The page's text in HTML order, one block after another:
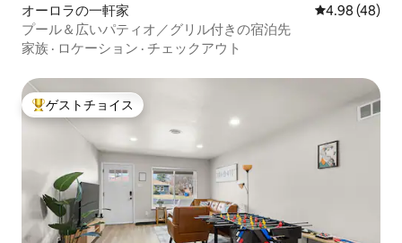
オーロラの一軒家 レビュー48
4.98 (48)
プール＆広いパティオ／グリル付きの宿泊先
家族 · ロケーション · チェックアウト
大好評のゲストチョイスです。
ゲストチョイス